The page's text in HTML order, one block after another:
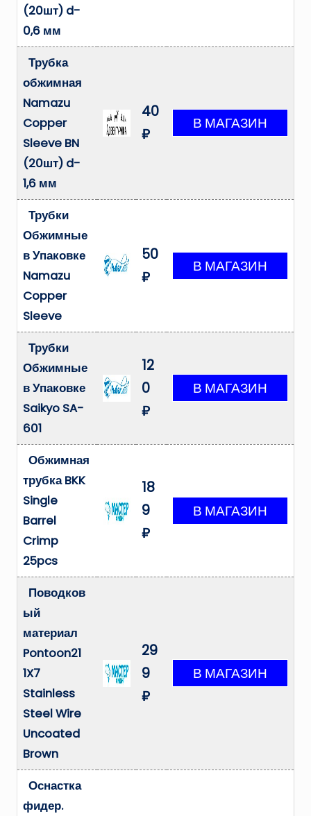
(20шт) d-
0,6 мм
Трубка
обжимная
Namazu
Copper
Sleeve BN
(20шт) d-
1,6 мм
40
₽
Трубки
Обжимные
в Упаковке
Namazu
Copper
Sleeve
50
₽
Трубки
Обжимные
в Упаковке
Saikyo SA-
601
12
0
₽
Обжимная
трубка BKK
Single
Barrel
Crimp
25pcs
18
9
₽
Поводков
ый
материал
Pontoon21
1X7
Stainless
Steel Wire
Uncoated
Brown
29
9
₽
Оснастка
фидер.